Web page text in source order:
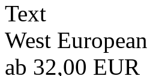
Text
West European
ab 32,00 EUR